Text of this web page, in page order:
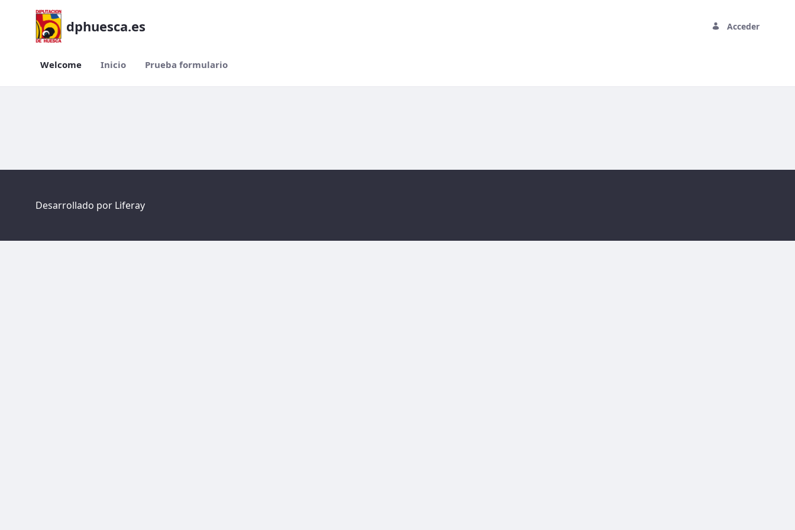
dphuesca.es Acceder
Welcome Inicio Prueba formulario
Desarrollado por Liferay